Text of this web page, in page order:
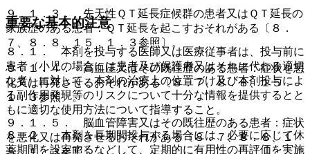
９．１．３． 先天性ＱＴ延長症候群の患者又はＱＴ延長の
家族歴のある患者：ＱＴ延長を起こすおそれがある〔８．
７、８．８、１５．１．３参照〕。
９．１．４． 高血圧又はその既往歴のある患者：症状を悪
化又は再発させるおそれがある〔８．７、８．８、１５．
１．３参照〕。
９．１．５． 脳血管障害又はその既往歴のある患者：症状
を悪化又は再発させるおそれがある〔８．７、８．８、１
５．１．３参照〕。
重要な基本的注意
８．１． 本剤を投与する医師又は医療従事者は、投与前に
患者（小児の場合には患者及び保護者又はそれに代わる適切
な者）に対して、本剤の治療上の位置づけ及び本剤投与によ
る副作用発現等のリスクについて十分な情報を提供するとと
もに適切な使用方法について指導すること。
８．２． 本剤を長期間投与する場合には、必要に応じて休
薬期間を設定するなどして、定期的に有用性の再評価を実施